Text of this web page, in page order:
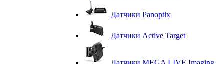
Датчики Panoptix
Датчики Active Target
Датчики MEGA LIVE Imaging